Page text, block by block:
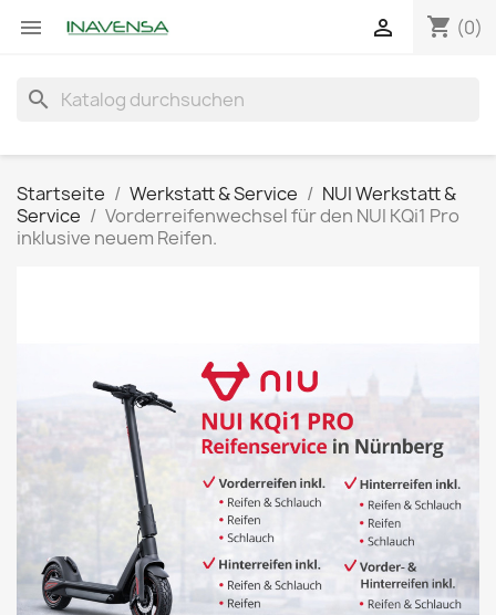
 shopping_cart (0)

search
Startseite Werkstatt & Service
NUI Werkstatt &
Service
Vorderreifenwechsel für den NUI KQi1 Pro
inklusive neuem Reifen.